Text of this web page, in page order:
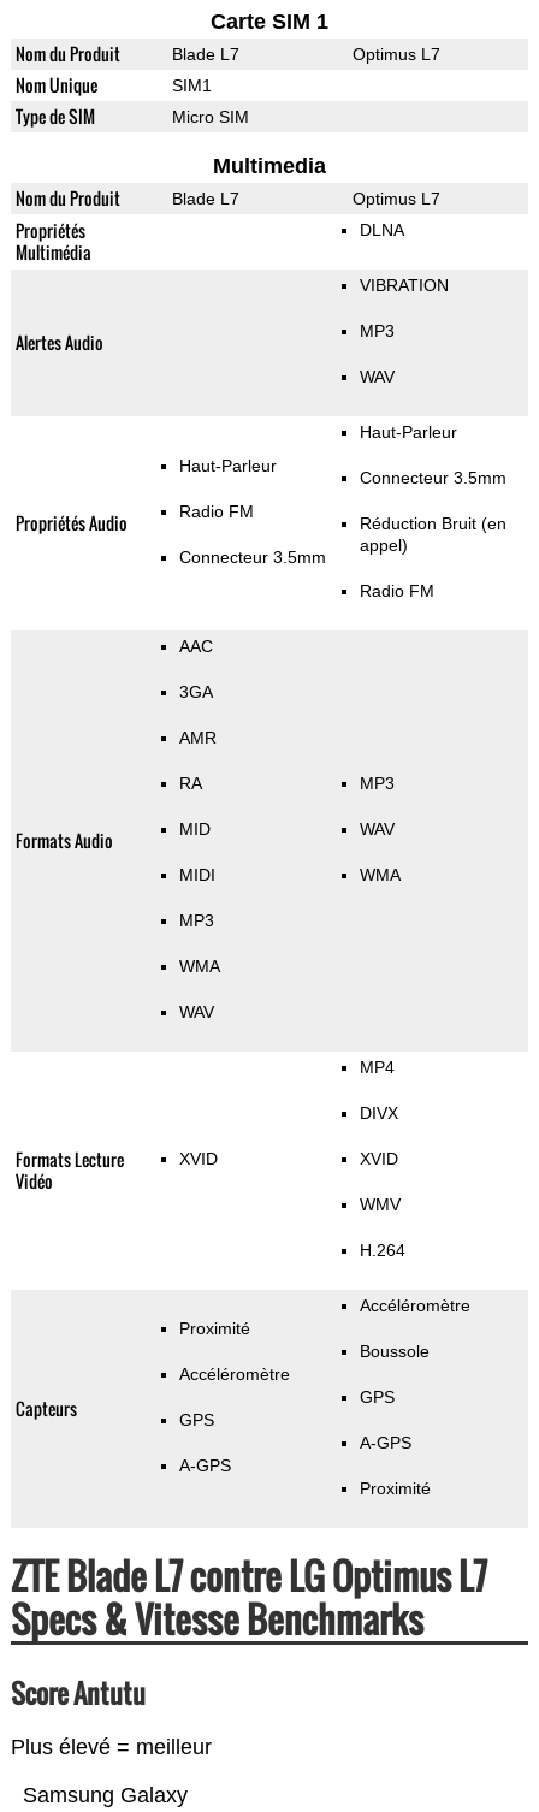
Carte SIM 1
Nom du Produit Blade L7 Optimus L7
Nom Unique SIM1
Type de SIM Micro SIM
Multimedia
Nom du Produit Blade L7 Optimus L7
Propriétés
Multimédia
DLNA
Alertes Audio
VIBRATION
MP3
WAV
Propriétés Audio
Haut-Parleur
Radio FM
Connecteur 3.5mm
Haut-Parleur
Connecteur 3.5mm
Réduction Bruit (en
appel)
Radio FM
Formats Audio
AAC
3GA
AMR
RA
MID
MIDI
MP3
WMA
WAV
MP3
WAV
WMA
Formats Lecture
Vidéo
XVID
MP4
DIVX
XVID
WMV
H.264
Capteurs
Proximité
Accéléromètre
GPS
A-GPS
Accéléromètre
Boussole
GPS
A-GPS
Proximité
ZTE Blade L7 contre LG Optimus L7
Specs & Vitesse Benchmarks
Score Antutu
Plus élevé = meilleur
Samsung Galaxy